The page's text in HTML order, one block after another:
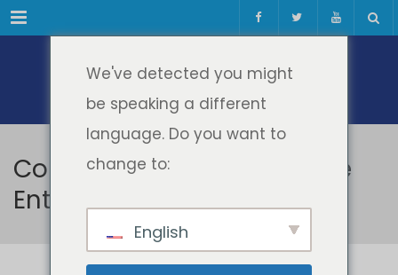
Meniul
Course Curricula - Creative
Entrepreneurship training
We've detected you might
be speaking a different
language. Do you want to
change to:
English